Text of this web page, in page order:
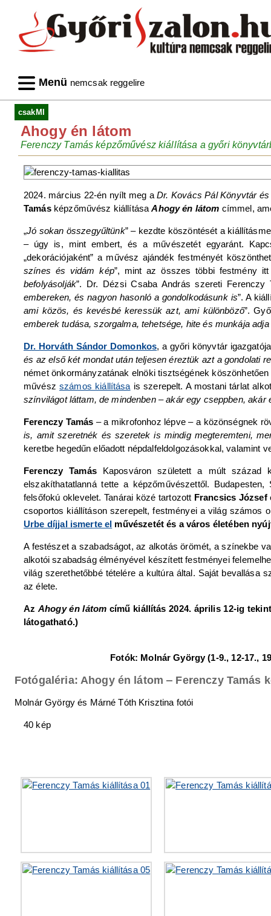
Menü nemcsak reggelire
csakMI
Ahogy én látom
Ferenczy Tamás képzőművész kiállítása a győri
2024. március 22-én nyílt meg aDr. Kovács Pál Könyvtár
Tamásképzőművész kiállításaAhogy én látom címmel,
„Jó sokan összegyűltünk” ‒ kezdte köszöntését a
– úgy is, mint embert, és a művészetét egyaránt.
„dekorációjaként” a művész ajándék festményét
színes és vidám kép”, mint az összes többi festmény
befolyásolják”. Dr. Dézsi Csaba András szereti Ferenczy
embereken, és nagyon hasonló a gondolkodásunk is”. A
ami közös, és kevésbé keressük azt, ami különböző”.
emberek tudása, szorgalma, tehetsége, hite és munkája
Dr. Horváth Sándor Domonkos, a győri könyvtár
és az első két mondat után teljesen éreztük azt a gondolati
német önkormányzatának elnöki tisztségének
művészszámos kiállítása is szerepelt. A mostani tárlat
színvilágot láttam, de mindenben – akár egy cseppben,
Ferenczy Tamás – a mikrofonhoz lépve – a közönségnek
is, amit szeretnék és szeretek is mindig megteremteni,
keretbe hegedűn előadott népdalfeldolgozásokkal, valamint
Ferenczy TamásKaposváron született a múlt század
elszakíthatatlanná tette a képzőművészettől.
felsőfokú oklevelet. Tanárai közé tartozott Francsics József
csoportos kiállításon szerepelt, festményei a világ számos
Urbe díjjal ismerte el művészetét és a város életében
A festészet a szabadságot, az alkotás örömét, a színekbe
alkotói szabadság élményével készített festményei
világ szerethetőbbé tételére a kultúra által. Saját bevallása
az élete.
AzAhogy én látom című kiállítás 2024. április 12-ig
látogatható.)
Fotók: Molnár György (1-9., 12-17.,
Fotógaléria: Ahogy én látom ‒ Ferenczy
Molnár György és Márné Tóth Krisztina fotói
40 kép